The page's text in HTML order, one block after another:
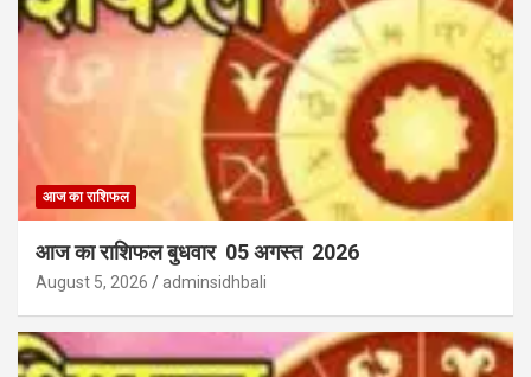
आज का राशिफल
आज का राशिफल बुधवार 05 अगस्त 2026
August 5, 2026 adminsidhbali